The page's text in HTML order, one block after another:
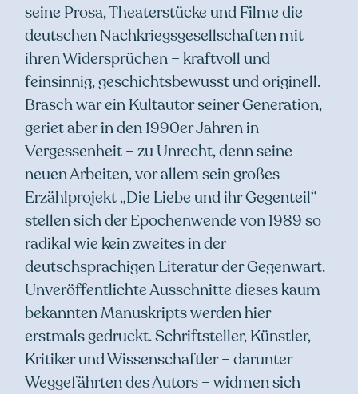
seine Prosa, Theaterstücke und Filme die
deutschen Nachkriegsgesellschaften mit
ihren Widersprüchen – kraftvoll und
feinsinnig, geschichtsbewusst und originell.
Brasch war ein Kultautor seiner Generation,
geriet aber in den 1990er Jahren in
Vergessenheit – zu Unrecht, denn seine
neuen Arbeiten, vor allem sein großes
Erzählprojekt „Die Liebe und ihr Gegenteil“
stellen sich der Epochenwende von 1989 so
radikal wie kein zweites in der
deutschsprachigen Literatur der Gegenwart.
Unveröffentlichte Ausschnitte dieses kaum
bekannten Manuskripts werden hier
erstmals gedruckt. Schriftsteller, Künstler,
Kritiker und Wissenschaftler – darunter
Weggefährten des Autors – widmen sich